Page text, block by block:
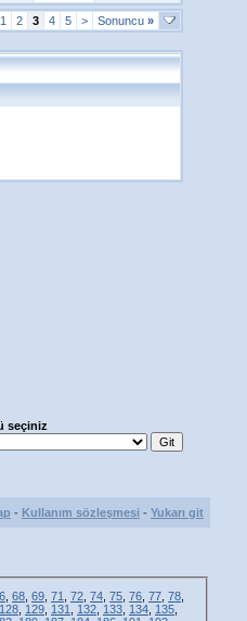
1 2 3 4 5 > Sonuncu »
seçiniz
- Kullanım sözleşmesi - Yukarı git
68 69 71 72 74 75 76 77 78
128 129 131 132 133 134 135